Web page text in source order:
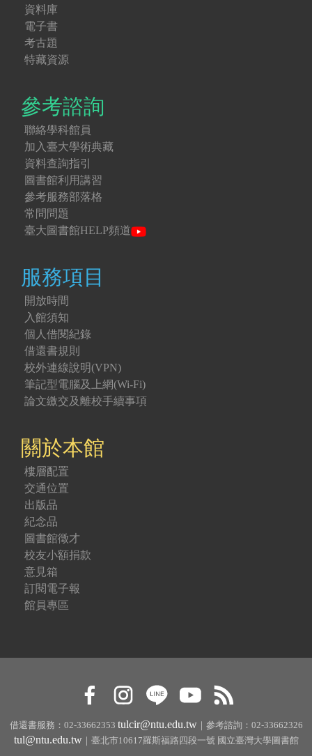
資料庫
電子書
考古題
特藏資源
參考諮詢
聯絡學科館員
加入臺大學術典藏
資料查詢指引
圖書館利用講習
參考服務部落格
常問問題
臺大圖書館HELP頻道
服務項目
開放時間
入館須知
個人借閱紀錄
借還書規則
校外連線說明(VPN)
筆記型電腦及上網(Wi-Fi)
論文繳交及離校手續事項
關於本館
樓層配置
交通位置
出版品
紀念品
圖書館徵才
校友小額捐款
意見箱
訂閱電子報
館員專區
借還書服務：02-33662353 tulcir@ntu.edu.tw｜參考諮詢：02-33662326
tul@ntu.edu.tw｜臺北市10617羅斯福路四段一號 國立臺灣大學圖書館